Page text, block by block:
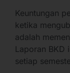
Keuntungan
ketika
adalah
Laporan BKD
setiap